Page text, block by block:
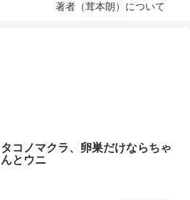
著者（茸本朗）について
タコノマクラ、卵巣だけならちゃ
んとウニ